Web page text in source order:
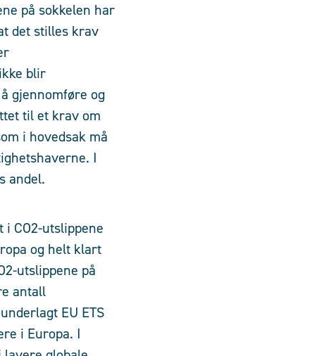
på sokkelen har
det stilles krav
blir
gjennomføre og
til et krav om
i hovedsak må
I
andel.
i CO2-utslippene
og helt klart
2-utslippene på
antall
EU ETS
i Europa. I